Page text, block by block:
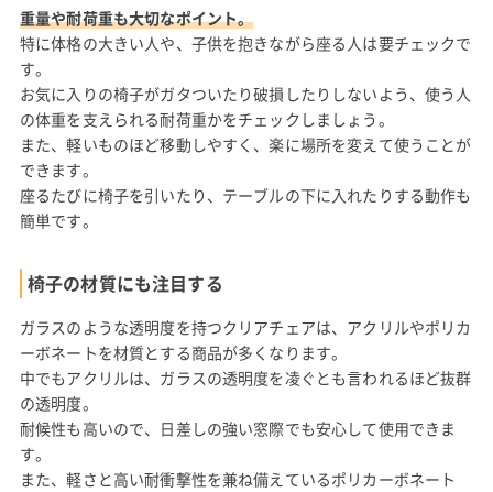
重量や耐荷重も大切なポイント。
特に体格の大きい人や、子供を抱きながら座る人は要チェックで
す。
お気に入りの椅子がガタついたり破損したりしないよう、使う人
の体重を支えられる耐荷重かをチェックしましょう。
また、軽いものほど移動しやすく、楽に場所を変えて使うことが
できます。
座るたびに椅子を引いたり、テーブルの下に入れたりする動作も
簡単です。
椅子の材質にも注目する
ガラスのような透明度を持つクリアチェアは、アクリルやポリカ
ーボネートを材質とする商品が多くなります。
中でもアクリルは、ガラスの透明度を凌ぐとも言われるほど抜群
の透明度。
耐候性も高いので、日差しの強い窓際でも安心して使用できま
す。
また、軽さと高い耐衝撃性を兼ね備えているポリカーボネート